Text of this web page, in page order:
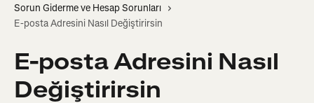
Sorun Giderme ve Hesap Sorunları
E-posta Adresini Nasıl Değiştirirsin
E-posta Adresini Nasıl
Değiştirirsin